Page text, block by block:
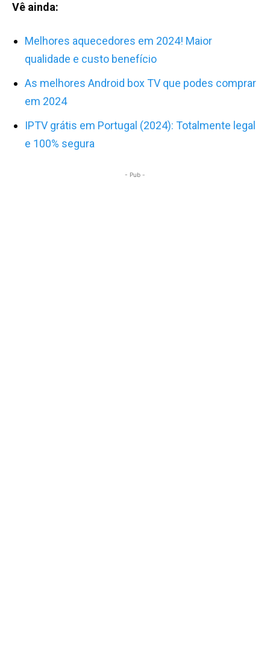
Vê ainda:
Melhores aquecedores em 2024! Maior
qualidade e custo benefício
As melhores Android box TV que podes comprar
em 2024
IPTV grátis em Portugal (2024): Totalmente legal
e 100% segura
- Pub -